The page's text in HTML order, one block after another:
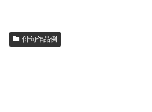
俳句作品例